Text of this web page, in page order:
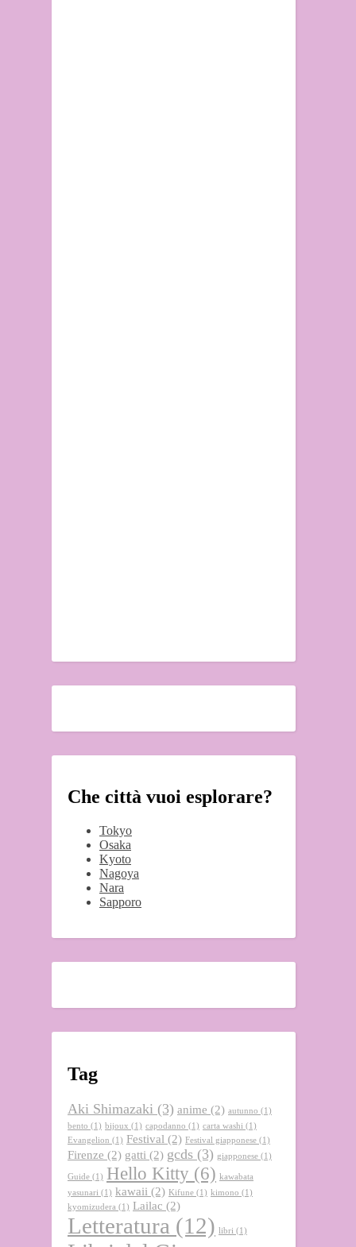
Che città vuoi esplorare?
Tokyo
Osaka
Kyoto
Nagoya
Nara
Sapporo
Tag
Aki Shimazaki (3) anime (2) autunno (1)
bento (1) bijoux (1) capodanno (1) carta washi (1)
Evangelion (1) Festival (2) Festival giapponese (1)
Firenze (2) gatti (2) gcds (3) giapponese (1)
Guide (1) Hello Kitty (6) kawabata
yasunari (1) kawaii (2) Kifune (1) kimono (1)
kyomizudera (1) Lailac (2)
Letteratura (12) libri (1)